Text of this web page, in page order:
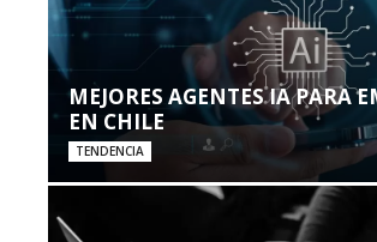
MEJORES AGENTES IA PARA
EN CHILE
TENDENCIA